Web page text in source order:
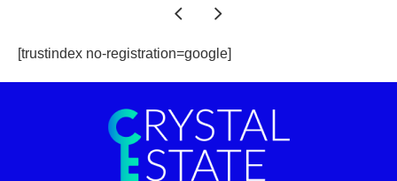
[trustindex no-registration=google]